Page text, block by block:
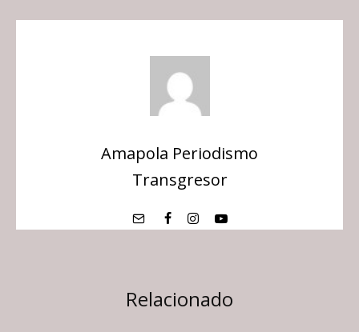
Amapola Periodismo
Transgresor
Relacionado